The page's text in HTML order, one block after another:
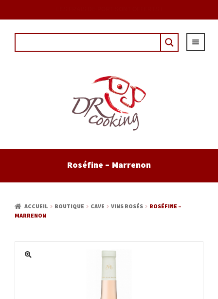
ACCUEIL
CAVE
ACTUALITÉS
Roséfine – Marrenon
ACCUEIL BOUTIQUE CAVE VINS ROSÉS
ROSÉFINE –
MARRENON